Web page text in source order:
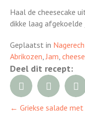
Haal de cheesecake
dikke laag afgekoelde
Geplaatst in
Abrikozen,Jam,
Deel dit recept:
Posts
← Griekse salade